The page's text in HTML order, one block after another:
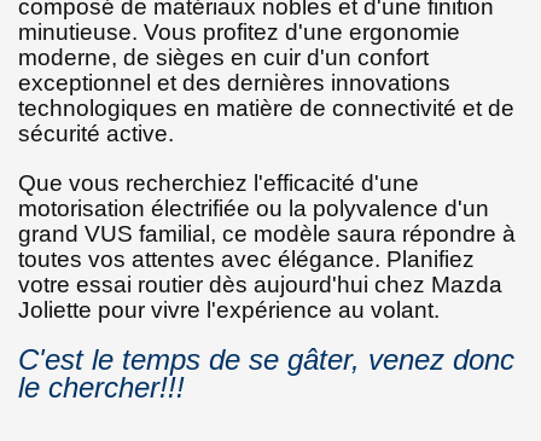
composé de matériaux nobles et d'une finition
minutieuse. Vous profitez d'une ergonomie
moderne, de sièges en cuir d'un confort
exceptionnel et des dernières innovations
technologiques en matière de connectivité et de
sécurité active.
Que vous recherchiez l'efficacité d'une
motorisation électrifiée ou la polyvalence d'un
grand VUS familial, ce modèle saura répondre à
toutes vos attentes avec élégance. Planifiez
votre essai routier dès aujourd'hui chez Mazda
Joliette pour vivre l'expérience au volant.
C'est le temps de se gâter, venez donc
le chercher!!!